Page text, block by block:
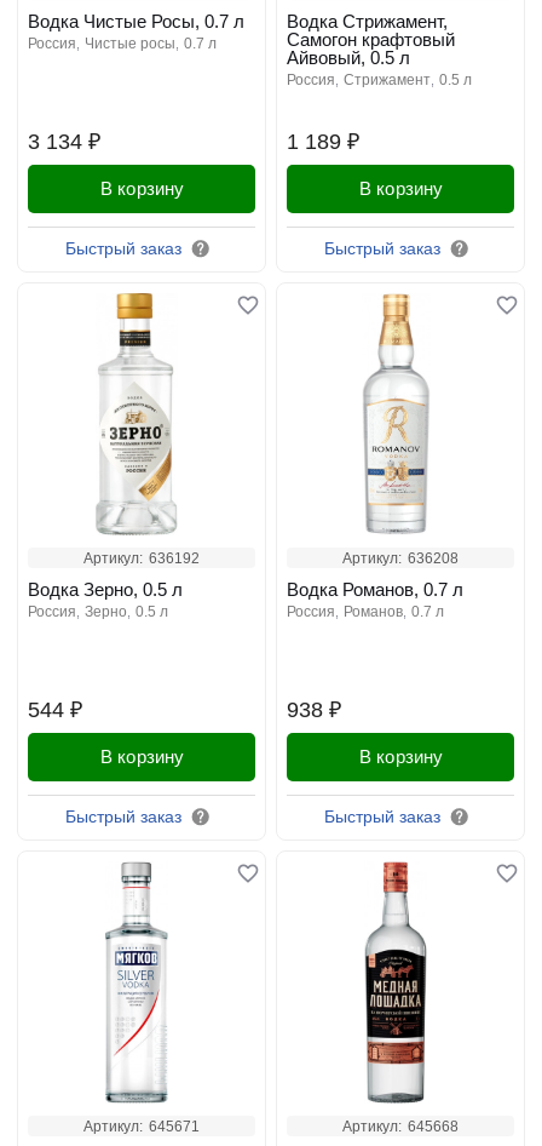
3 134 ₽
Водка Чистые Росы, 0.7 л
россия чистые росы 0.7 л
В корзину
Быстрый заказ
1 189 ₽
Водка Стрижамент,
Самогон крафтовый
Айвовый, 0.5 л
россия стрижамент 0.5 л
В корзину
Быстрый заказ
Артикул: 636192
544 ₽
Водка Зерно, 0.5 л
россия зерно 0.5 л
В корзину
Быстрый заказ
Артикул: 636208
938 ₽
Водка Романов, 0.7 л
россия романов 0.7 л
В корзину
Быстрый заказ
Артикул: 645671 Артикул: 645668